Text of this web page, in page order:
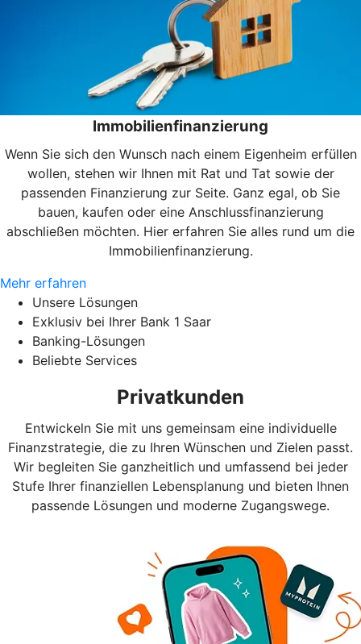
Immobilienfinanzierung
Wenn Sie sich den Wunsch nach einem Eigenheim erfüllen
wollen, stehen wir Ihnen mit Rat und Tat sowie der
passenden Finanzierung zur Seite. Ganz egal, ob Sie
bauen, kaufen oder eine Anschlussfinanzierung
abschließen möchten. Hier erfahren Sie alles rund um die
Immobilienfinanzierung.
Mehr erfahren
Unsere Lösungen
Exklusiv bei Ihrer Bank 1 Saar
Banking-Lösungen
Beliebte Services
Privatkunden
Entwickeln Sie mit uns gemeinsam eine individuelle
Finanzstrategie, die zu Ihren Wünschen und Zielen passt.
Wir begleiten Sie ganzheitlich und umfassend bei jeder
Stufe Ihrer finanziellen Lebensplanung und bieten Ihnen
passende Lösungen und moderne Zugangswege.